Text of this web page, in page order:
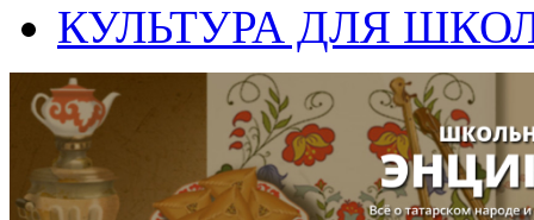
КУЛЬТУРА ДЛЯ